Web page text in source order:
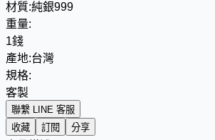
材質:純銀999
重量:
1錢
產地:台灣
規格:
客製
聯繫 LINE 客服
收藏
訂閱 分享